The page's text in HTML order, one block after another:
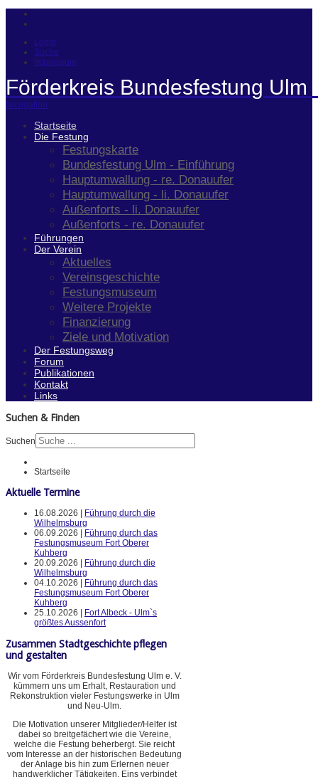
Login
Suche
Impressum
Förderkreis Bundesfestung Ulm
Navigation
Startseite
Die Festung
Festungskarte
Bundesfestung Ulm - Einführung
Hauptumwallung - re. Donauufer
Hauptumwallung - li. Donauufer
Außenforts - li. Donauufer
Außenforts - re. Donauufer
Führungen
Der Verein
Aktuelles
Vereinsgeschichte
Festungsmuseum
Weitere Projekte
Finanzierung
Ziele und Motivation
Der Festungsweg
Forum
Publikationen
Kontakt
Links
Suchen & Finden
Suchen
Startseite
Aktuelle Termine
16.08.2026 |
Führung durch die
Wilhelmsburg
06.09.2026 |
Führung durch das
Festungsmuseum Fort Oberer
Kuhberg
20.09.2026 |
Führung durch die
Wilhelmsburg
04.10.2026 |
Führung durch das
Festungsmuseum Fort Oberer
Kuhberg
25.10.2026 |
Fort Albeck - Ulm`s
größtes Aussenfort
Zusammen Stadtgeschichte pflegen
und gestalten
Wir vom Förderkreis Bundesfestung Ulm e. V.
kümmern uns um Erhalt, Restauration und
Rekonstruktion vieler Festungswerke in Ulm
und Neu-Ulm.
Die Motivation unserer Mitglieder/Helfer ist
dabei so breitgefächert wie die Vereine,
welche die Festung beherbergt. Sie reicht
vom Interesse an der historischen Bedeutung
der Anlage bis hin zum Erlernen neuer
handwerklicher Tätigkeiten. Eins verbindet